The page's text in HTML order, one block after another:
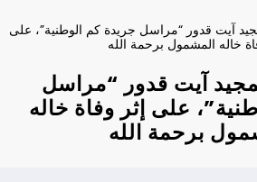
آيت قدور “مراسل جريدة كم الوطنية”، على
خاله المشمول برحمة الله
آيت قدور “مراسل
على إثر وفاة خاله
برحمة الله